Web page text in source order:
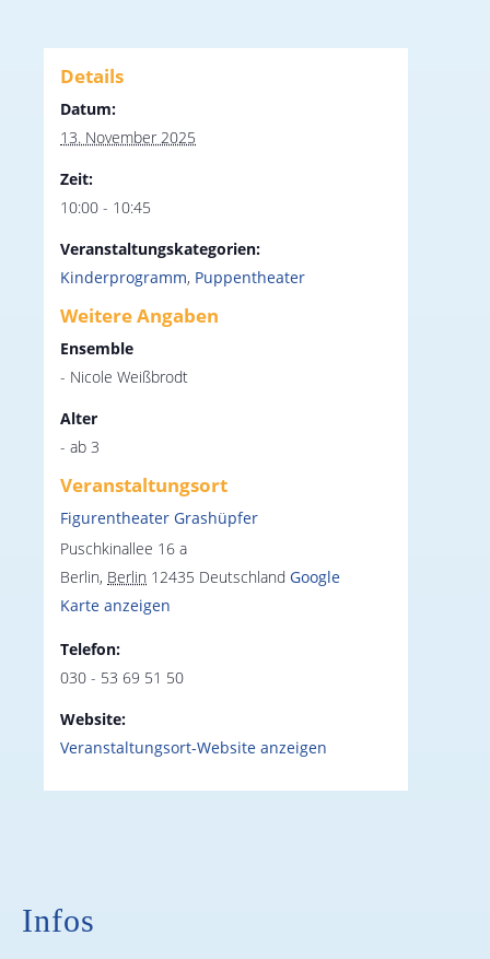
Details
Datum:
13. November 2025
Zeit:
10:00 - 10:45
Veranstaltungskategorien:
Kinderprogramm, Puppentheater
Veranstaltungsort
Figurentheater Grashüpfer
Puschkinallee 16 a
Berlin, Berlin 12435 Deutschland Google
Karte anzeigen
Telefon:
030 - 53 69 51 50
Website:
Veranstaltungsort-Website anzeigen
Weitere Angaben
Ensemble
- Nicole Weißbrodt
Alter
- ab 3
Infos